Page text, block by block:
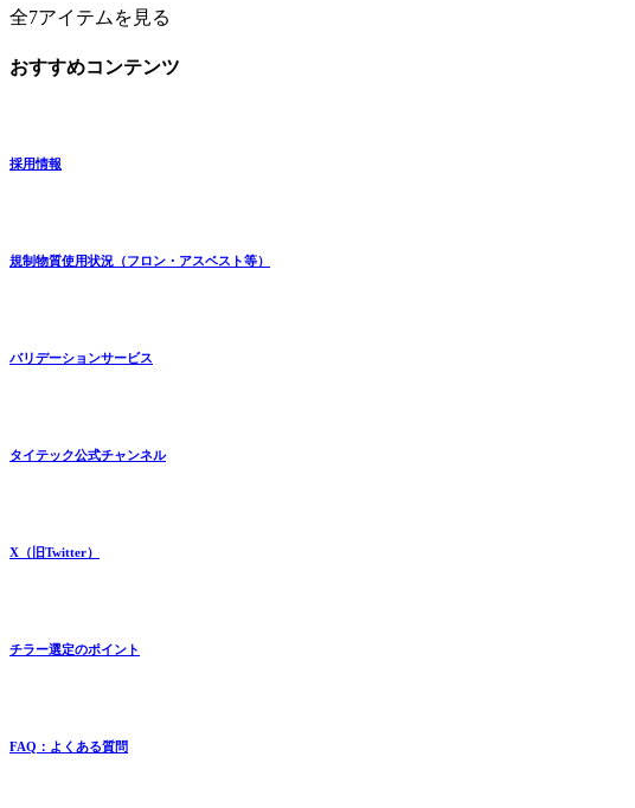
全7アイテムを見る
おすすめコンテンツ
採用情報
規制物質使用状況（フロン・アスベスト等）
バリデーションサービス
タイテック公式チャンネル
X（旧Twitter）
チラー選定のポイント
FAQ：よくある質問